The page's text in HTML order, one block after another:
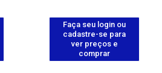
Faça seu login ou
cadastre-se para
ver preços e
comprar